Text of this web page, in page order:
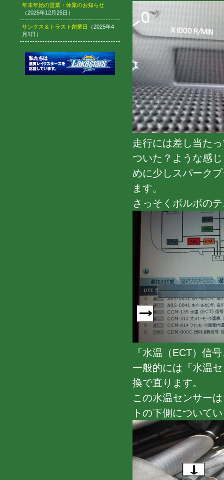
年末年始の営業・休業のお知らせ
（2025年12月25日）
サンクス＆トラスト創業日
（2025年4
月1日）
走行には差し当た
ついた？ような感
めに少しスパーク
ます。
さっそくボルボの
『水温（ECT）信
一般的には『水温
換で直ります。
この水温センサー
トの下側について